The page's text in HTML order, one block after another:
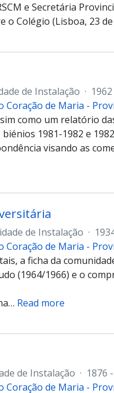
e Secretária
o Colégio (Lisboa, 23
de Instalação ·
Coração de Maria -
como um relatório
1981-1982 e
visando as
de Instalação ·
Coração de Maria -
a ficha da
(1964/1966) e o
… Read more
de Instalação · 1876
Coração de Maria -